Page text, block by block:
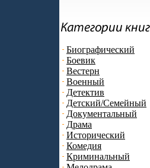
Биографический
Боевик
Вестерн
Военный
Детектив
Детский/Семейный
Документальный
Драма
Исторический
Комедия
Криминальный